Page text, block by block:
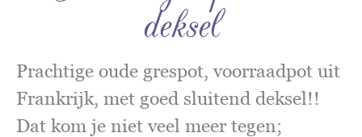
deksel
Prachtige oude grespot, voorraadpot uit
Frankrijk, met goed sluitend deksel!!
Dat kom je niet veel meer tegen;